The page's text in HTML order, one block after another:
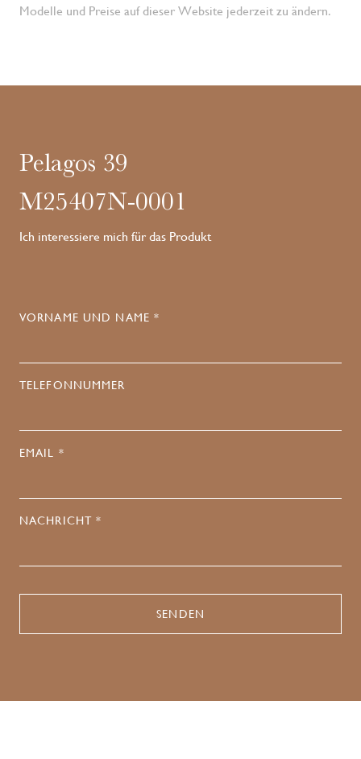
Modelle und Preise auf dieser Website jederzeit zu ändern.
Pelagos 39
M25407N-0001
Ich interessiere mich für das Produkt
VORNAME UND NAME *
TELEFONNUMMER
EMAIL *
NACHRICHT *